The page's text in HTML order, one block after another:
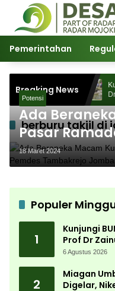
Langsung
konten
Pemerintahan
Breaking News
Prof
Potensi Desa
Dr
berburu takjil di
Potensi
Ada
Pasar
Tambakrejo
UMKM
18 Maret 2024
Populer
1
Kunjungi
Prof Dr
6 Agustus 2026
2
Miagan
Digelar,